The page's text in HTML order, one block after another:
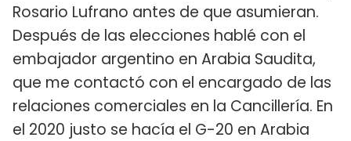
Rosario Lufrano antes de que asumieran.
Después de las elecciones hablé con el
embajador argentino en Arabia Saudita,
que me contactó con el encargado de las
relaciones comerciales en la Cancillería. En
el 2020 justo se hacía el G-20 en Arabia